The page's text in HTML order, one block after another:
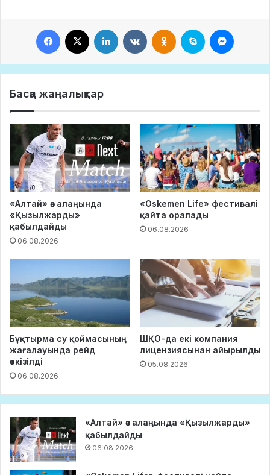
Facebook LinkedIn VKontakteOdnoklassniki
Skype
Басқа жаңалықтар
«Алтай» өз алаңында
«Қызылжарды»
қабылдайды
06.08.2026
«Oskemen Life» фестивалі
қайта оралады
06.08.2026
Бұқтырма су қоймасының
жағалауында рейд
өткізілді
06.08.2026
ШҚО-да екі компания
лицензиясынан айырылды
05.08.2026
«Алтай» өз алаңында «Қызылжарды»
қабылдайды
06.08.2026